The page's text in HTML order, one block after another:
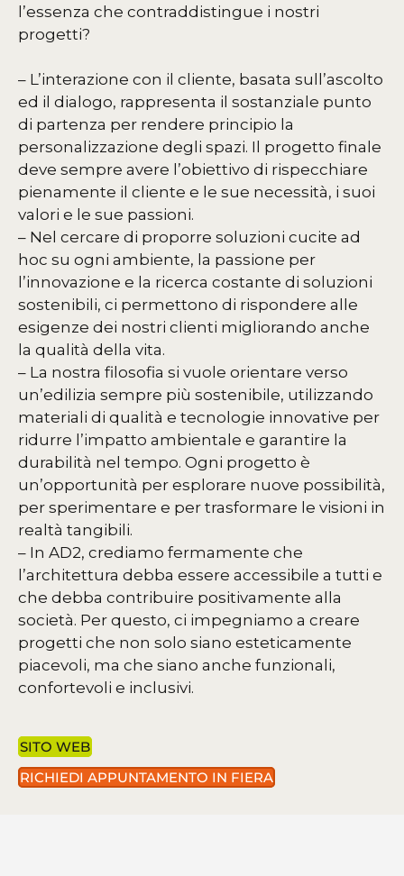
l’essenza che contraddistingue i nostri
progetti?
– L’interazione con il cliente, basata sull’ascolto
ed il dialogo, rappresenta il sostanziale punto
di partenza per rendere principio la
personalizzazione degli spazi. Il progetto finale
deve sempre avere l’obiettivo di rispecchiare
pienamente il cliente e le sue necessità, i suoi
valori e le sue passioni.
– Nel cercare di proporre soluzioni cucite ad
hoc su ogni ambiente, la passione per
l’innovazione e la ricerca costante di soluzioni
sostenibili, ci permettono di rispondere alle
esigenze dei nostri clienti migliorando anche
la qualità della vita.
– La nostra filosofia si vuole orientare verso
un’edilizia sempre più sostenibile, utilizzando
materiali di qualità e tecnologie innovative per
ridurre l’impatto ambientale e garantire la
durabilità nel tempo. Ogni progetto è
un’opportunità per esplorare nuove possibilità,
per sperimentare e per trasformare le visioni in
realtà tangibili.
– In AD2, crediamo fermamente che
l’architettura debba essere accessibile a tutti e
che debba contribuire positivamente alla
società. Per questo, ci impegniamo a creare
progetti che non solo siano esteticamente
piacevoli, ma che siano anche funzionali,
confortevoli e inclusivi.
SITO WEB
RICHIEDI APPUNTAMENTO IN FIERA